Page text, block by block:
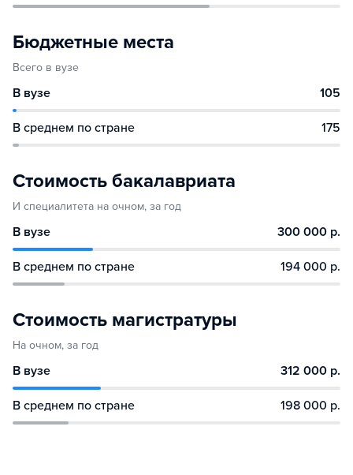
Бюджетные места
Всего в вузе
В вузе 105
В среднем по стране 175
Стоимость бакалавриата
И специалитета на очном, за год
В вузе 300 000 р.
В среднем по стране 194 000 р.
Стоимость магистратуры
На очном, за год
В вузе 312 000 р.
В среднем по стране 198 000 р.